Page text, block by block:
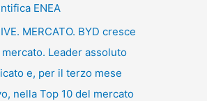
ENEA
MERCATO. BYD cresce
Leader assoluto
e, per il terzo mese
nella Top 10 del mercato